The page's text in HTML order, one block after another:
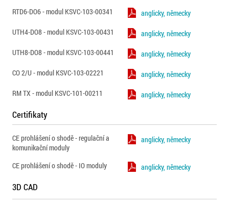
RTD6-DO6 - modul KSVC-103-00341
anglicky, německy
UTH4-DO8 - modul KSVC-103-00431
anglicky, německy
UTH8-DO8 - modul KSVC-103-00441
anglicky, německy
CO 2/U - modul KSVC-103-02221
anglicky, německy
RM TX - modul KSVC-101-00211
anglicky, německy
Certifikaty
CE prohlášení o shodě - regulační a
komunikační moduly
anglicky, německy
CE prohlášení o shodě - IO moduly anglicky, německy
3D CAD